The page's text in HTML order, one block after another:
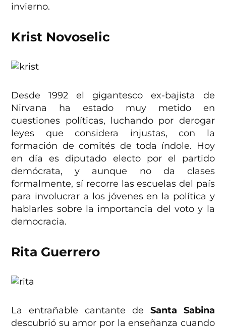
invierno.
Krist Novoselic
Desde 1992 el gigantesco ex-bajista de
Nirvana ha estado muy metido en
cuestiones políticas, luchando por derogar
leyes que considera injustas, con la
formación de comités de toda índole. Hoy
en día es diputado electo por el partido
demócrata, y aunque no da clases
formalmente, sí recorre las escuelas del país
para involucrar a los jóvenes en la política y
hablarles sobre la importancia del voto y la
democracia.
Rita Guerrero
La entrañable cantante de Santa Sabina
descubrió su amor por la enseñanza cuando